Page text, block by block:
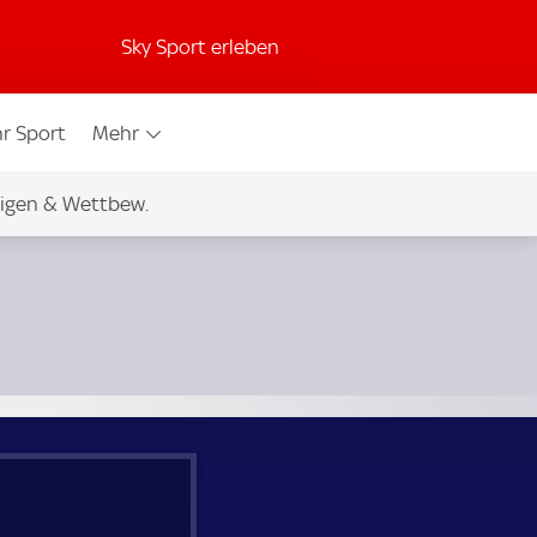
Sky Sport erleben
Sport Mehr
& Wettbew.